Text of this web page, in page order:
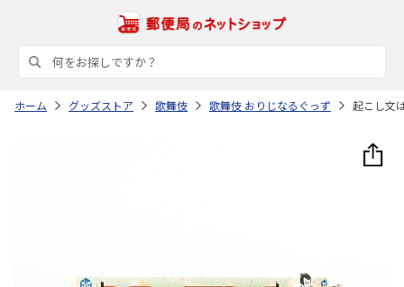
ホーム グッズストア 歌舞伎 歌舞伎 おりじなるぐっず 起こし文